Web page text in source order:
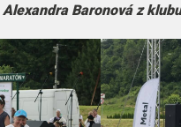
Alexandra Baronová z